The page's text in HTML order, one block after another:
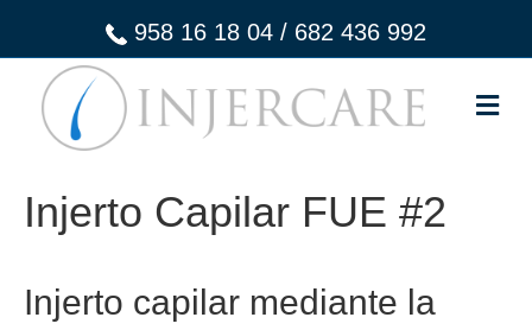
958 16 18 04 / 682 436 992
Injerto Capilar FUE #2
Injerto capilar mediante la